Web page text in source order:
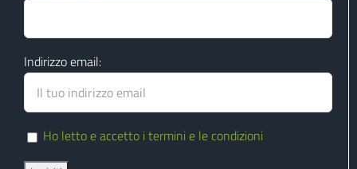
Indirizzo email:
Ho letto e accetto i termini e le condizioni